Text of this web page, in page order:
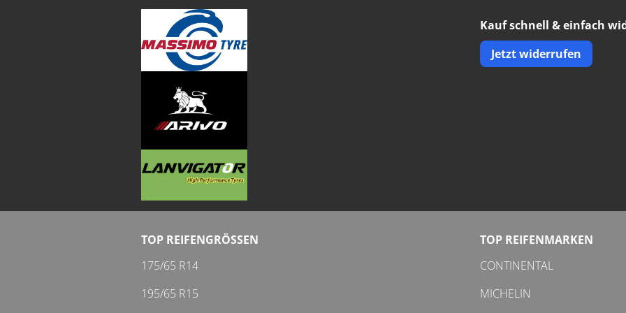
Kauf schnell & einfach
Jetzt widerrufen
TOP REIFENGRÖSSEN
175/65 R14
195/65 R15
TOP REIFENMARKEN
CONTINENTAL
MICHELIN